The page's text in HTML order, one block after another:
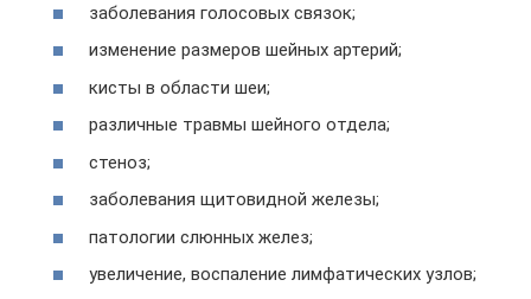
заболевания голосовых связок;
изменение размеров шейных артерий;
кисты в области шеи;
различные травмы шейного отдела;
стеноз;
заболевания щитовидной железы;
патологии слюнных желез;
увеличение, воспаление лимфатических узлов;